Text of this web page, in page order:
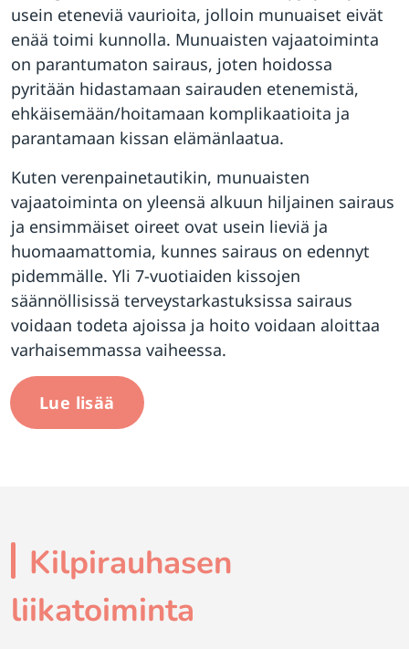
usein eteneviä vaurioita, jolloin munuaiset eivät
enää toimi kunnolla. Munuaisten vajaatoiminta
on parantumaton sairaus, joten hoidossa
pyritään hidastamaan sairauden etenemistä,
ehkäisemään/hoitamaan komplikaatioita ja
parantamaan kissan elämänlaatua.
Kuten verenpainetautikin, munuaisten
vajaatoiminta on yleensä alkuun hiljainen sairaus
ja ensimmäiset oireet ovat usein lieviä ja
huomaamattomia, kunnes sairaus on edennyt
pidemmälle. Yli 7-vuotiaiden kissojen
säännöllisissä terveystarkastuksissa sairaus
voidaan todeta ajoissa ja hoito voidaan aloittaa
varhaisemmassa vaiheessa.
Lue lisää
Kilpirauhasen
liikatoiminta